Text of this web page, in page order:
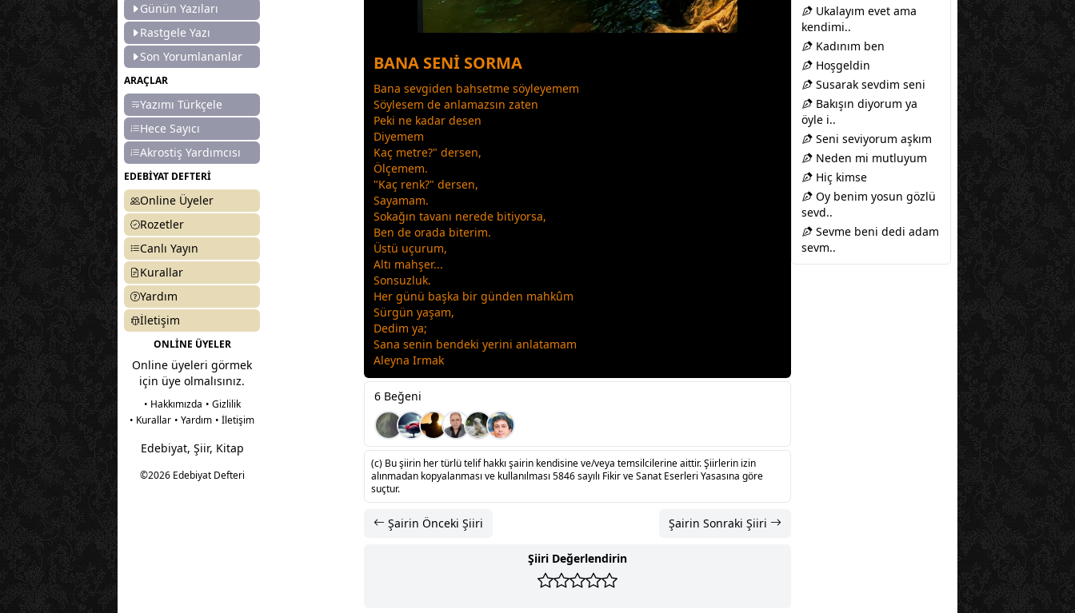
Günün Yazıları
Rastgele Yazı
Son Yorumlananlar
ARAÇLAR
Yazımı Türkçele
Hece Sayıcı
Akrostiş Yardımcısı
EDEBİYAT DEFTERİ
Online Üyeler
Rozetler
Canlı Yayın
Kurallar
Yardım
İletişim
ONLİNE ÜYELER
Online üyeleri görmek
için üye olmalısınız.
• Hakkımızda • Gizlilik
• Kurallar • Yardım • İletişim
Edebiyat, Şiir, Kitap
©2026 Edebiyat Defteri
BANA SENİ SORMA
Bana sevgiden bahsetme söyleyemem
Söylesem de anlamazsın zaten
Peki ne kadar desen
Diyemem
Kaç metre?" dersen,
Ölçemem.
"Kaç renk?" dersen,
Sayamam.
Sokağın tavanı nerede bitiyorsa,
Ben de orada biterim.
Üstü uçurum,
Altı mahşer...
Sonsuzluk.
Her günü başka bir günden mahkûm
Sürgün yaşam,
Dedim ya;
Sana senin bendeki yerini anlatamam
Aleyna Irmak
6 Beğeni
(c) Bu şiirin her türlü telif hakkı şairin kendisine ve/veya temsilcilerine aittir. Şiirlerin izin
alınmadan kopyalanması ve kullanılması 5846 sayılı Fikir ve Sanat Eserleri Yasasına göre
suçtur.
Şairin Önceki Şiiri Şairin Sonraki Şiiri
Şiiri Değerlendirin
Ukalayım evet ama
kendimi..
Kadınım ben
Hoşgeldin
Susarak sevdim seni
Bakışın diyorum ya
öyle i..
Seni seviyorum aşkım
Neden mi mutluyum
Hiç kimse
Oy benim yosun gözlü
sevd..
Sevme beni dedi adam
sevm..